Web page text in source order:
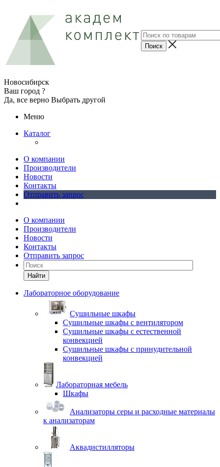
Новосибирск
Ваш город ?
Да, все верно Выбрать другой
Меню
Каталог
О компании
Производители
Новости
Контакты
Отправить запрос
О компании
Производители
Новости
Контакты
Отправить запрос
Найти
Лабораторное оборудование
Cушильные шкафы
Сушильные шкафы с вентилятором
Сушильные шкафы с естественной
конвекцией
Сушильные шкафы с принудительной
конвекцией
Лабораторная мебель
Шкафы
Анализаторы серы и расходные материалы
к анализаторам
Аквадистилляторы